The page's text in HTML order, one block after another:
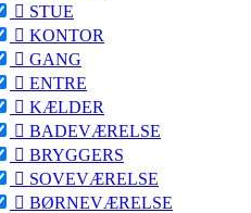
 STUE
 KONTOR
 GANG
 ENTRE
 KÆLDER
 BADEVÆRELSE
 BRYGGERS
 SOVEVÆRELSE
 BØRNEVÆRELSE